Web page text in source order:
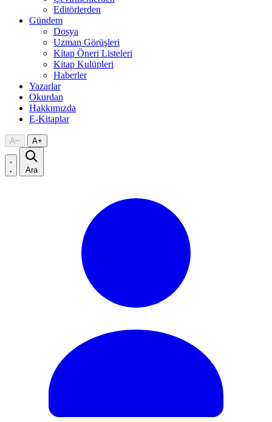
Editörlerden
Gündem
Dosya
Uzman Görüşleri
Kitap Öneri Listeleri
Kitap Kulüpleri
Haberler
Yazarlar
Okurdan
Hakkımızda
E-Kitaplar
A− A+
Ara